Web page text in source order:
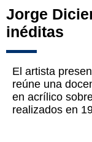
Jorge
inéditas
El artista
reúne una
en acrílico
realizados en